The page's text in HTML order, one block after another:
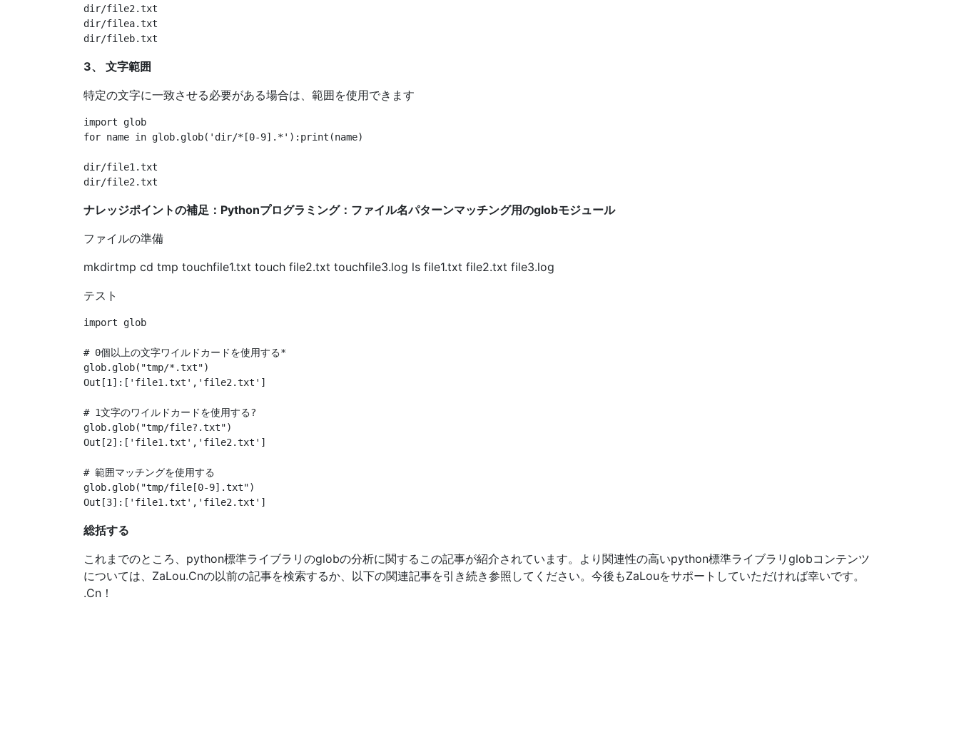
dir/file2.txt
dir/filea.txt
3、 文字範囲
特定の文字に一致させる必要がある場合は、範囲を使用できます
import glob
for name in glob.glob('dir/*[0-9].*'):print(name)
dir/file1.txt
ナレッジポイントの補足：Pythonプログラミング：ファイル名パターンマッチング用のglobモジュール
ファイルの準備
mkdirtmp cd tmp touchfile1.txt touch file2.txt touchfile3.log ls file1.txt file2.txt file3.log
テスト
import glob
# 0個以上の文字ワイルドカードを使用する*
glob.glob("tmp/*.txt")
Out[1]:['file1.txt','file2.txt']
# 1文字のワイルドカードを使用する?
glob.glob("tmp/file?.txt")
Out[2]:['file1.txt','file2.txt']
# 範囲マッチングを使用する
glob.glob("tmp/file[0-9].txt")
総括する
これまでのところ、python標準ライブラリのglobの分析に関するこの記事が紹介されています。より関連性の高いpython標準ライブラリglobコンテンツ
については、ZaLou.Cnの以前の記事を検索するか、以下の関連記事を引き続き参照してください。今後もZaLouをサポートしていただければ幸いです。
.Cn！